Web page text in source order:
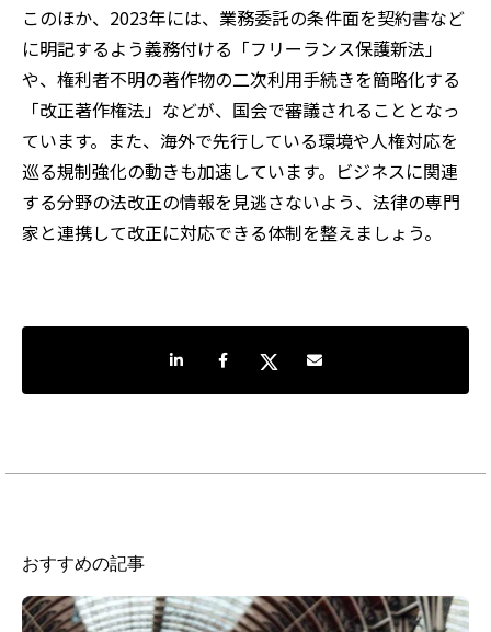
このほか、 2023年には、業務委託の条件面を契約書など
に明記するよう義務付ける「フリーランス保護新法」
や、権利者不明の著作物の二次利用手続きを簡略化する
「改正著作権法」などが、国会で審議されることとなっ
ています。また、海外で先行している環境や人権対応を
巡る規制強化の動きも加速しています。ビジネスに関連
する分野の法改正の情報を見逃さないよう、法律の専門
家と連携して改正に対応できる体制を整えましょう。
LinkedInで共有Facebookでシェア
TwitterでシェアShare by e-mail
おすすめの記事